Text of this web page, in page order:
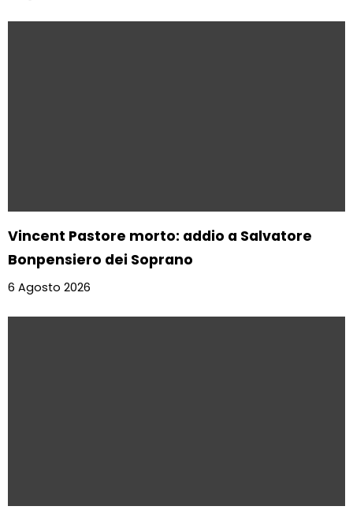
Vincent Pastore morto: addio a Salvatore
Bonpensiero dei Soprano
6 Agosto 2026